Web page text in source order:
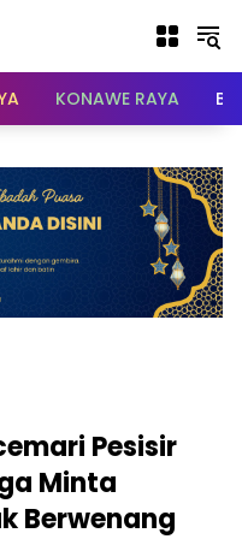
KONAWE RAYA
Pesisir
Minta
Berwenang